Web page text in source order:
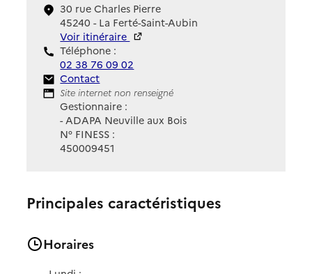
30 rue Charles Pierre
45240 - La Ferté-Saint-Aubin
Voir itinéraire
Téléphone :
02 38 76 09 02
Contact
Contact
Site Internet
Site internet non renseigné
Gestionnaire :
- ADAPA Neuville aux Bois
N° FINESS :
450009451
Principales caractéristiques
Horaires